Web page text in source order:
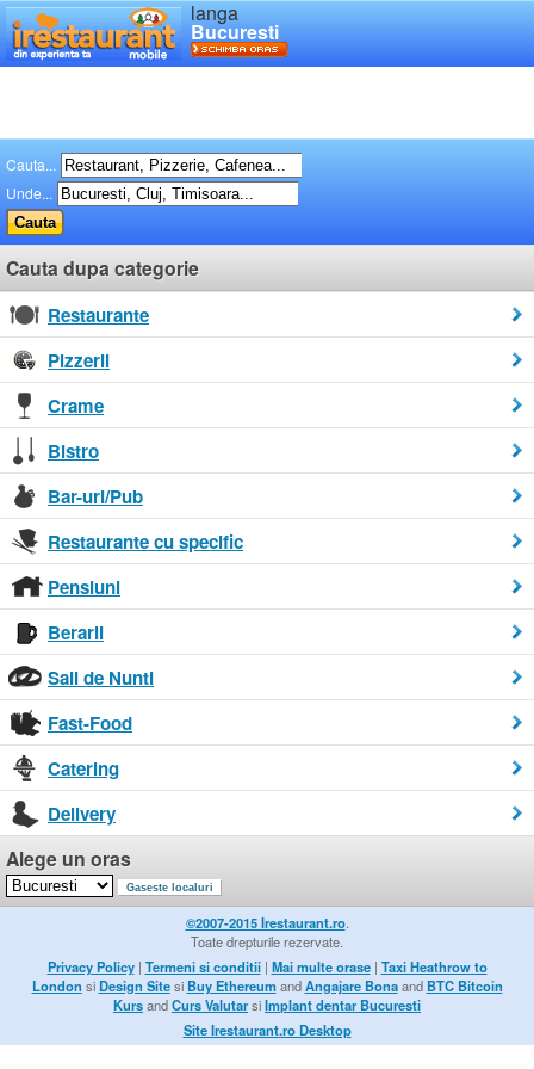
langa
Bucuresti
Cauta...
Unde...
Cauta dupa categorie
Restaurante
Pizzerii
Crame
Bistro
Bar-uri/Pub
Restaurante cu specific
Pensiuni
Berarii
Sali de Nunti
Fast-Food
Catering
Delivery
Alege un oras
©2007-2015 Irestaurant.ro.
Toate drepturile rezervate.
Privacy Policy| Termeni si conditii| Mai multe orase| Taxi Heathrow to
London siDesign Sitesi Buy EthereumandAngajare Bonaand BTC Bitcoin
KursandCurs ValutarsiImplant dentar Bucuresti
Site Irestaurant.ro Desktop